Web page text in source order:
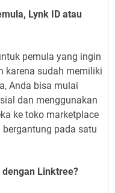
Lynk ID atau
pemula yang ingin
karena sudah memiliki
Anda bisa mulai
dan menggunakan
ke toko marketplace
pada satu
Linktree?